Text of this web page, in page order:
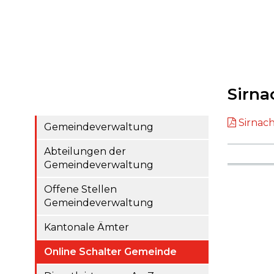
Gemeindeverwaltung
Abteilungen der
Gemeindeverwaltung
Offene Stellen
Gemeindeverwaltung
Kantonale Ämter
Online Schalter Gemeinde